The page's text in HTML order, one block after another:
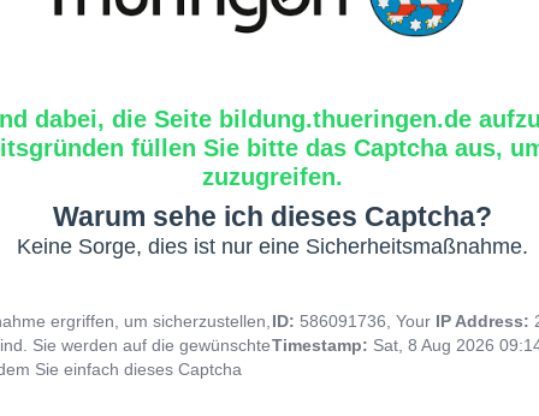
dabei, die Seite bildung.thueringen.de
füllen Sie bitte das Captcha aus,
zuzugreifen.
Warum sehe ich dieses Captcha?
Keine Sorge, dies ist nur eine Sicherheitsmaßnahme.
ergriffen, um sicherzustellen,
Sie werden auf die gewünschte
Sie einfach dieses Captcha
ID: 586091736, Your IP Address:
Timestamp: Sat, 8 Aug 2026